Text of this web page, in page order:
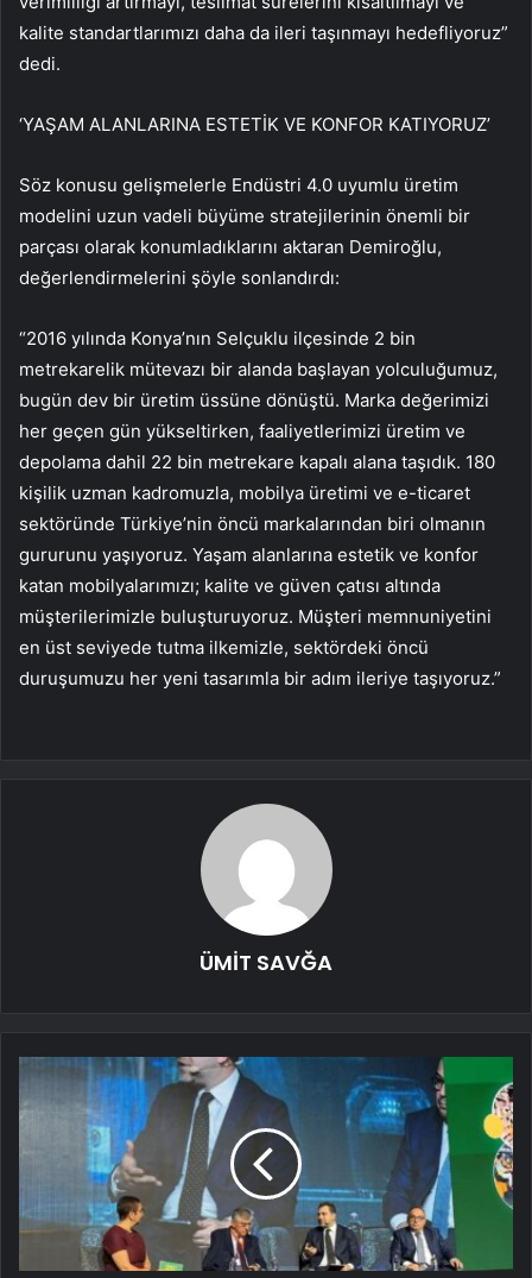
kalite standartlarımızı daha da ileri taşınmayı hedefliyoruz”
dedi.
‘YAŞAM ALANLARINA ESTETİK VE KONFOR KATIYORUZ’
Söz konusu gelişmelerle Endüstri 4.0 uyumlu üretim
modelini uzun vadeli büyüme stratejilerinin önemli bir
parçası olarak konumladıklarını aktaran Demiroğlu,
değerlendirmelerini şöyle sonlandırdı:
“2016 yılında Konya’nın Selçuklu ilçesinde 2 bin
metrekarelik mütevazı bir alanda başlayan yolculuğumuz,
bugün dev bir üretim üssüne dönüştü. Marka değerimizi
her geçen gün yükseltirken, faaliyetlerimizi üretim ve
depolama dahil 22 bin metrekare kapalı alana taşıdık. 180
kişilik uzman kadromuzla, mobilya üretimi ve e-ticaret
sektöründe Türkiye’nin öncü markalarından biri olmanın
gururunu yaşıyoruz. Yaşam alanlarına estetik ve konfor
katan mobilyalarımızı; kalite ve güven çatısı altında
müşterilerimizle buluşturuyoruz. Müşteri memnuniyetini
en üst seviyede tutma ilkemizle, sektördeki öncü
duruşumuzu her yeni tasarımla bir adım ileriye taşıyoruz.”
ÜMİT SAVĞA